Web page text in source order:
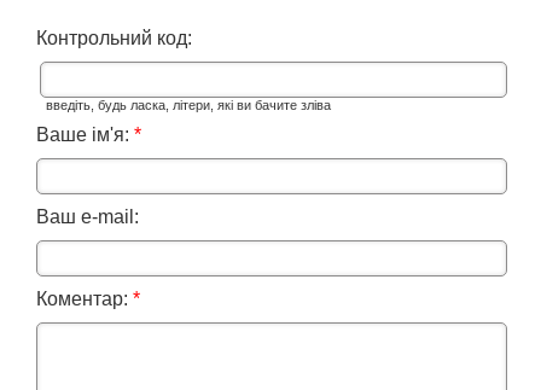
Контрольний код:
введіть, будь ласка, літери, які ви бачите зліва
Ваше ім'я: *
Ваш e-mail:
Коментар: *